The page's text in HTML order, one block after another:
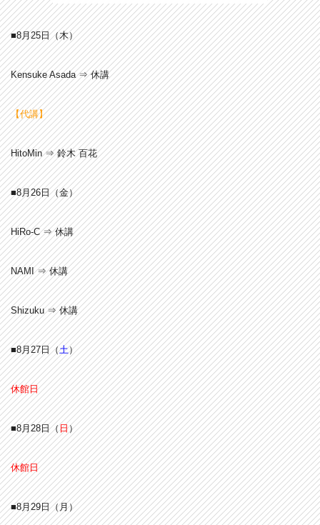
■8月25日（木）
Kensuke Asada ⇒ 休講
【代講】
HitoMin ⇒ 鈴木 百花
■8月26日（金）
HiRo-C ⇒ 休講
NAMI ⇒ 休講
Shizuku ⇒ 休講
■8月27日（土）
休館日
■8月28日（日）
休館日
■8月29日（月）